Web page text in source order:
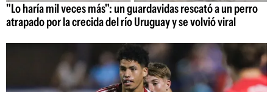
"Lo haría mil veces más": un guardavidas rescató a un perro
atrapado por la crecida del río Uruguay y se volvió viral